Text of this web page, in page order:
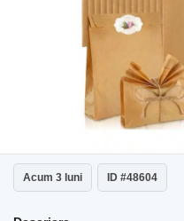
Acum 3 luni ID #48604